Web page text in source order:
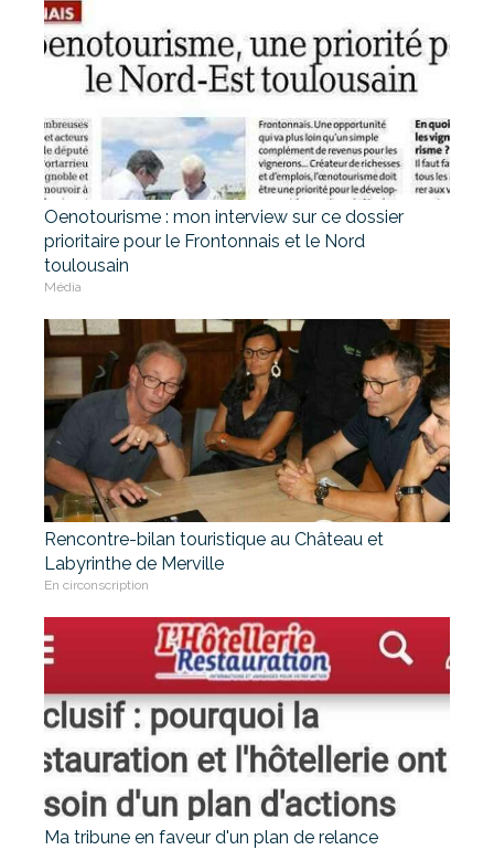
Oenotourisme : mon interview sur ce dossier
prioritaire pour le Frontonnais et le Nord
toulousain
Média
Rencontre-bilan touristique au Château et
Labyrinthe de Merville
En circonscription
Ma tribune en faveur d'un plan de relance